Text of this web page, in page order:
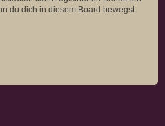
du dich in diesem Board bewegst.